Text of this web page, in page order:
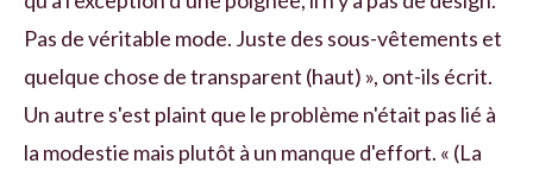
Pas de véritable mode. Juste des sous-vêtements et
quelque chose de transparent (haut) », ont-ils écrit.
Un autre s'est plaint que le problème n'était pas lié à
la modestie mais plutôt à un manque d'effort. « (La